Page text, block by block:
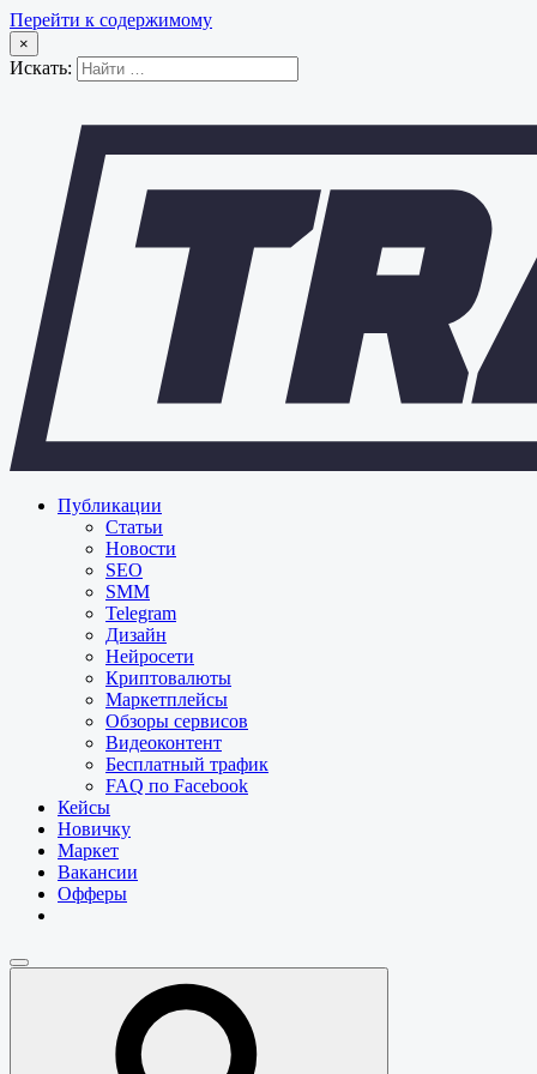
Перейти к содержимому
×
Искать:
Публикации
Статьи
Новости
SEO
SMM
Telegram
Дизайн
Нейросети
Криптовалюты
Маркетплейсы
Обзоры сервисов
Видеоконтент
Бесплатный трафик
FAQ по Facebook
Кейсы
Новичку
Маркет
Вакансии
Офферы